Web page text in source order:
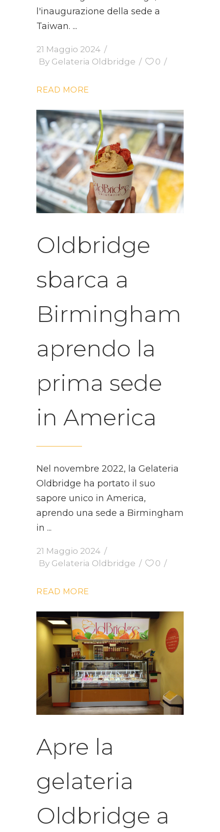
l'inaugurazione della sede a
Taiwan.
21 Maggio 2024
By Gelateria Oldbridge 0
READ MORE
Oldbridge
sbarca a
Birmingham
aprendo la
prima sede
in America
Nel novembre 2022, la Gelateria
Oldbridge ha portato il suo
sapore unico in America,
aprendo una sede a Birmingham
in
21 Maggio 2024
By Gelateria Oldbridge 0
READ MORE
Apre la
gelateria
Oldbridge a